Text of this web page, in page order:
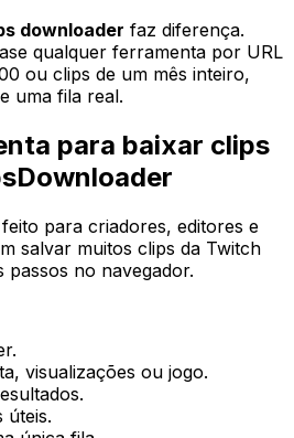
downloader faz diferença.
qualquer ferramenta por URL
ou clips de um mês inteiro,
uma fila real.
para baixar clips
para criadores, editores e
salvar muitos clips da Twitch
passos no navegador.
visualizações ou jogo.
úteis.